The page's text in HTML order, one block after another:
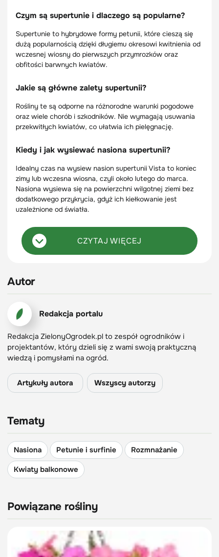
Czym są supertunie i dlaczego są popularne?
Supertunie to hybrydowe formy petunii, które cieszą się
dużą popularnością dzięki długiemu okresowi kwitnienia od
wczesnej wiosny do pierwszych przymrozków oraz
obfitości barwnych kwiatów.
Jakie są główne zalety supertunii?
Rośliny te są odporne na różnorodne warunki pogodowe
oraz wiele chorób i szkodników. Nie wymagają usuwania
przekwitłych kwiatów, co ułatwia ich pielęgnację.
Kiedy i jak wysiewać nasiona supertunii?
Idealny czas na wysiew nasion supertunii Vista to koniec
zimy lub wczesna wiosna, czyli około lutego do marca.
Nasiona wysiewa się na powierzchni wilgotnej ziemi bez
dodatkowego przykrycia, gdyż ich kiełkowanie jest
uzależnione od światła.
CZYTAJ WIĘCEJ
Autor
Redakcja portalu
Redakcja ZielonyOgrodek.pl to zespół ogrodników i
projektantów, który dzieli się z wami swoją praktyczną
wiedzą i pomysłami na ogród.
Artykuły autora Wszyscy autorzy
Tematy
Nasiona Petunie i surfinie
Rozmnażanie
Kwiaty balkonowe
Powiązane rośliny